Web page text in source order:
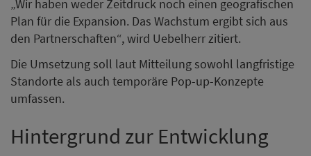
„Wir haben weder Zeitdruck noch einen geografischen
Plan für die Expansion. Das Wachstum ergibt sich aus
den Partnerschaften“, wird Uebelherr zitiert.
Die Umsetzung soll laut Mitteilung sowohl langfristige
Standorte als auch temporäre Pop-up-Konzepte
umfassen.
Hintergrund zur Entwicklung